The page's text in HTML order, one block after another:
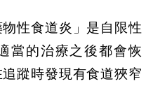
性食道炎」是自限性
當的治療之後都會恢
蹤時發現有食道狹窄